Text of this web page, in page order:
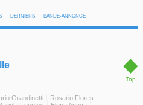
DERNIERS BANDE-ANNONCE
◆
Top
Grandinetti
Rosario Flores